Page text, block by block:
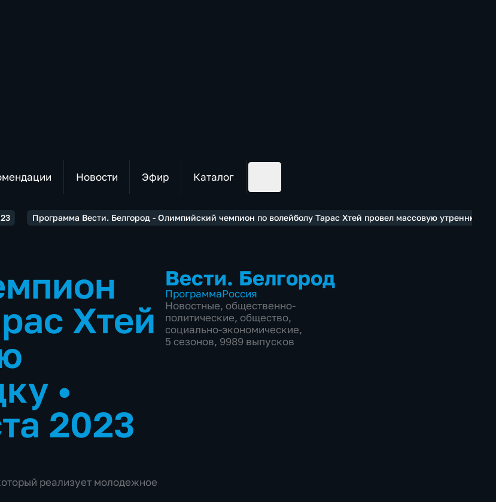
Новости Эфир Каталог
Программа Вести. Белгород - Олимпийский чемпион по волейболу Тарас Хтей провел массовую утреннюю
Хтей
•
2023
реализует молодежное
Вести. Белгород
ПрограммаРоссия
Новостные, общественно-
политические, общество,
социально-экономические,
5 сезонов, 9989 выпусков